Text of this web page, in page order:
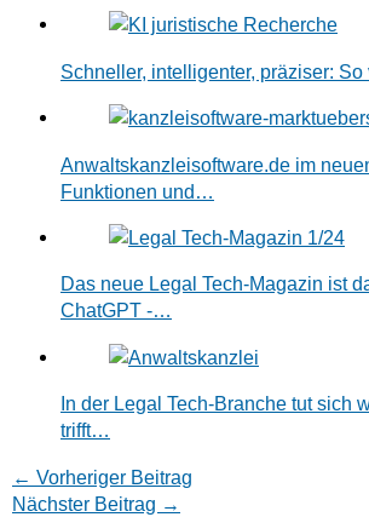
Schneller, intelligenter, präziser:
Anwaltskanzleisoftware.de im
Funktionen und…
Das neue Legal Tech-Magazin ist
ChatGPT -…
In der Legal Tech-Branche tut sich
trifft…
← Vorheriger Beitrag
Nächster Beitrag →